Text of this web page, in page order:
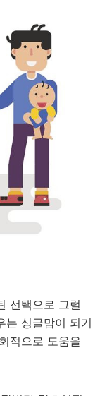
선택으로 그럴
는 싱글맘이 되기
적으로 도움을